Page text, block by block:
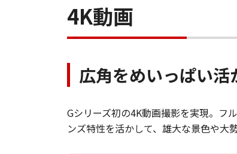
4K動画
広角をめいっぱい活
Gシリーズ初の4K動画撮影を実現。フ
ンズ特性を活かして、雄大な景色や大